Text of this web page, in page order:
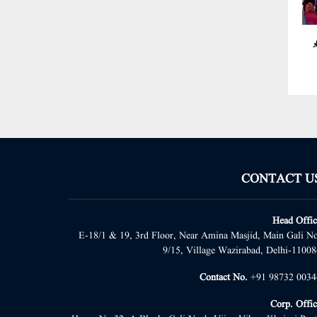
CONTACT
Head
E-18/1 & 19, 3rd Floor, Near Amina Masjid, Main Gali
9/15, Village Wazirabad, Delhi-
Contact No. +91 98732
Corp.